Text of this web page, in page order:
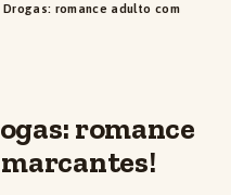
romance adulto com
romance